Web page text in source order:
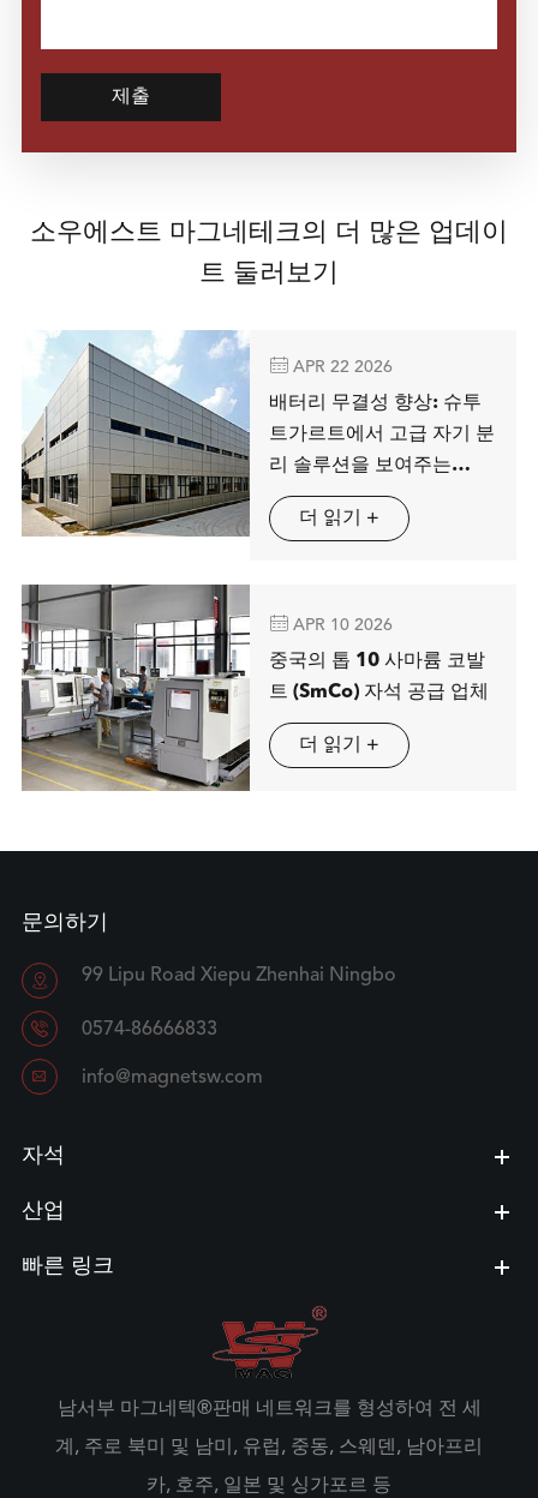
제출
소우에스트 마그네테크의 더 많은 업데이
트 둘러보기
 APR 22 2026
배터리 무결성 향상: 슈투
트가르트에서 고급 자기 분
리 솔루션을 보여주는
MAG SPRING
더 읽기 +
 APR 10 2026
중국의 톱 10 사마륨 코발
트 (SmCo) 자석 공급 업체
더 읽기 +
문의하기
 99 Lipu Road Xiepu Zhenhai Ningbo
 0574-86666833
 info@magnetsw.com
자석
산업
빠른 링크
남서부 마그네텍®판매 네트워크를 형성하여 전 세
계, 주로 북미 및 남미, 유럽, 중동, 스웨덴, 남아프리
카, 호주, 일본 및 싱가포르 등